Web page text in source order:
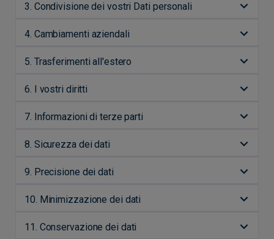
3. Condivisione dei vostri Dati personali
4. Cambiamenti aziendali
5. Trasferimenti all'estero
6. I vostri diritti
7. Informazioni di terze parti
8. Sicurezza dei dati
9. Precisione dei dati
10. Minimizzazione dei dati
11. Conservazione dei dati